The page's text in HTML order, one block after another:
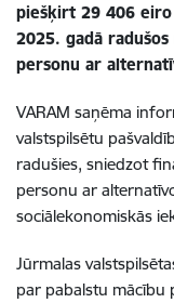
piešķirt 29 406 eiro
2025. gadā
personu ar
VARAM saņēma
valstspilsētu
radušies, sniedzot
personu ar
sociālekonomiskās
Jūrmalas
par pabalstu mācību